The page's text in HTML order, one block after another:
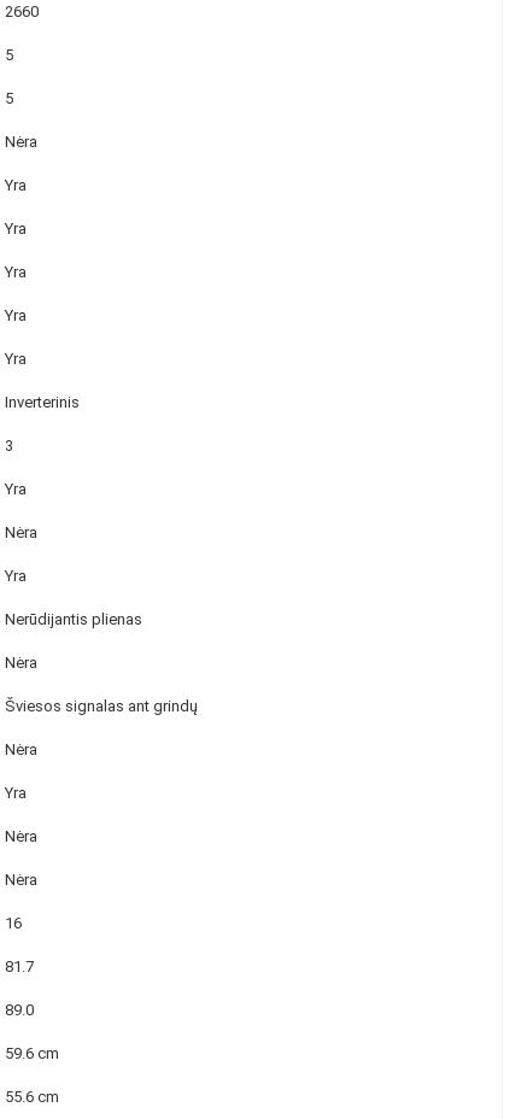
2660
5
5
Nėra
Yra
Yra
Yra
Yra
Yra
Inverterinis
3
Yra
Nėra
Yra
Nerūdijantis plienas
Nėra
Šviesos signalas ant grindų
Nėra
Yra
Nėra
Nėra
16
81.7
89.0
59.6 cm
55.6 cm